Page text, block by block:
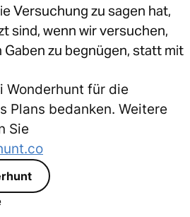
Versuchung zu sagen hat,
sind, wenn wir versuchen,
zu begnügen, statt mit
Wonderhunt für die
Plans bedanken. Weitere
Sie